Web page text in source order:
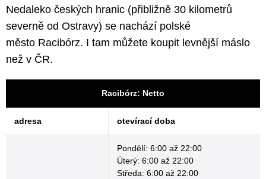
Nedaleko českých hranic (přibližně 30 kilometrů
severně od Ostravy) se nachází polské
město Racibórz. I tam můžete koupit levnější máslo
než v ČR.
Racibórz: Netto
adresa otevírací doba
Pondělí: 6:00 až 22:00
Úterý: 6:00 až 22:00
Středa: 6:00 až 22:00